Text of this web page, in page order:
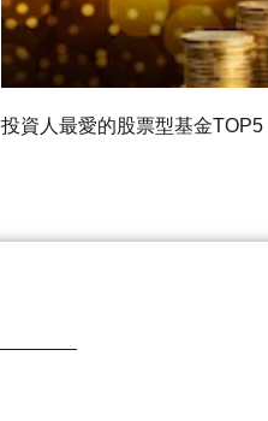
投資人最愛的股票型基金TOP5